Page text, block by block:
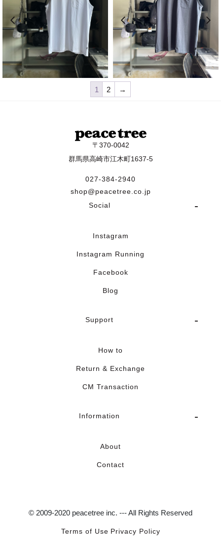
¥4,730 ¥4,730
1 2 →
〒370-0042
群馬県高崎市江木町1637-5
027-384-2940
shop@peacetree.co.jp
Social
Instagram
Instagram Running
Facebook
Blog
Support
How to
Return & Exchange
CM Transaction
Information
About
Contact
© 2009-2020 peacetree inc. --- All Rights Reserved
Terms of Use Privacy Policy